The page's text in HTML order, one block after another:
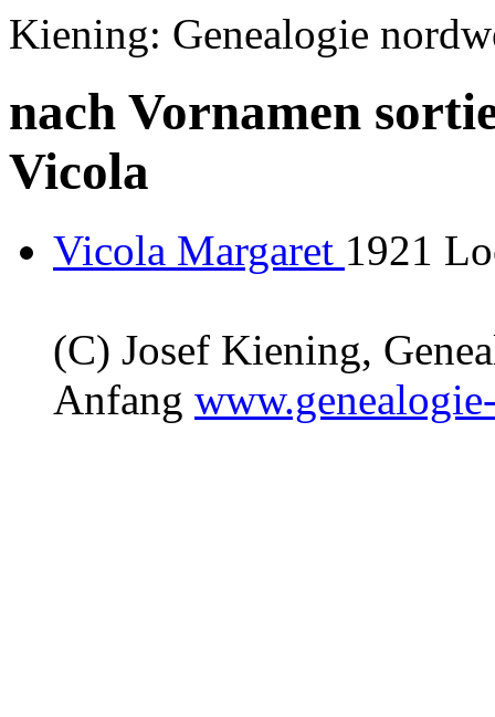
Kiening: Genealogie
nach Vornamen
Vicola
Vicola Margaret 1921
(C) Josef Kiening,
Anfang